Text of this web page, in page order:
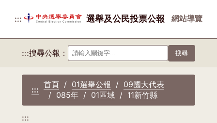
::: 選舉及公民投票公報 網站導覽
:::搜尋公報： 搜尋
:::
首頁 01選舉公報
09國大代表
085年
01區域 11新竹縣
:::